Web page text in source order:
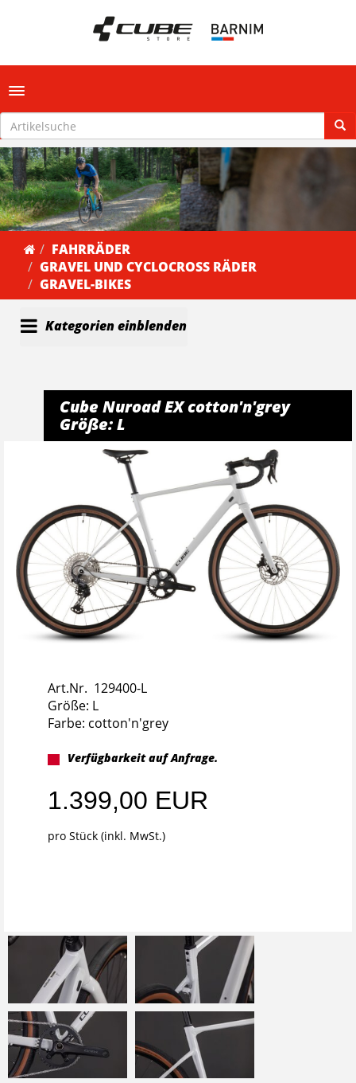
Toggle navigation
FAHRRÄDER
GRAVEL UND CYCLOCROSS RÄDER
GRAVEL-BIKES
Kategorien einblenden
Cube Nuroad EX cotton'n'grey
Größe: L
Art.Nr. 129400-L
Größe: L
Farbe: cotton'n'grey
Verfügbarkeit auf Anfrage.
1.399,00 EUR
pro Stück (inkl. MwSt.)